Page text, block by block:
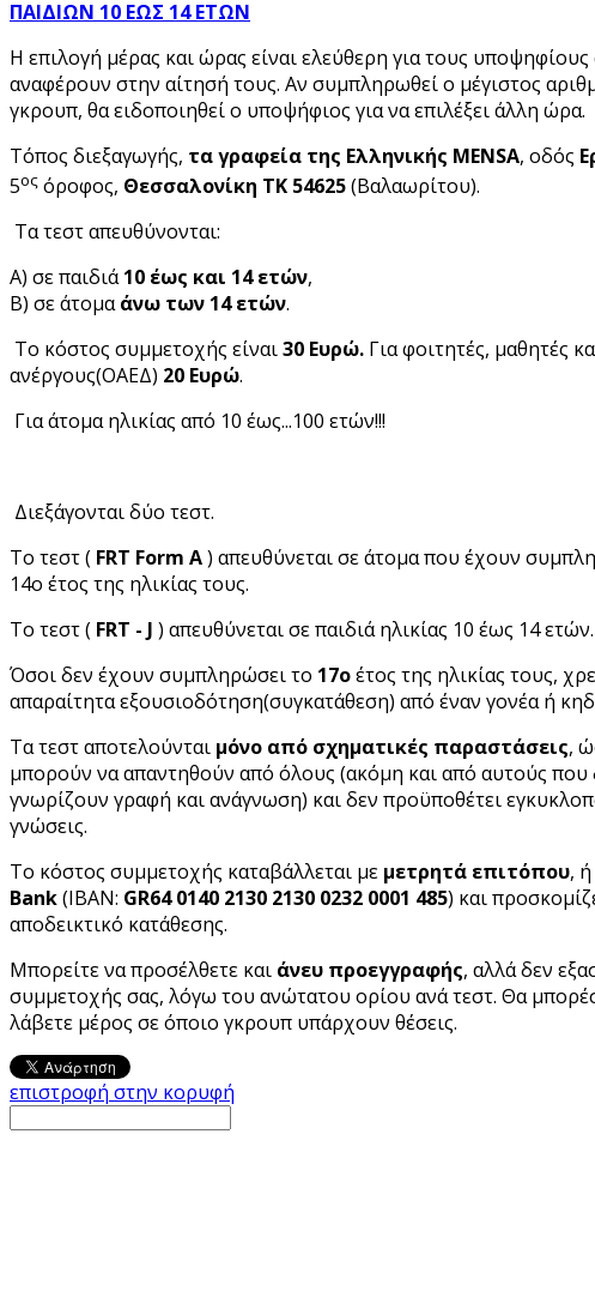
ΠΑΙΔΙΩΝ 10 ΕΩΣ 14 ΕΤΩΝ
Η επιλογή μέρας και ώρας είναι ελεύθερη για τους υποψηφίους
αναφέρουν στην αίτησή τους. Αν συμπληρωθεί ο μέγιστος
γκρουπ, θα ειδοποιηθεί ο υποψήφιος για να επιλέξει άλλη ώρα.
Τόπος διεξαγωγής, τα γραφεία της Ελληνικής MENSA, οδός
5ος όροφος, Θεσσαλονίκη ΤΚ 54625(Βαλαωρίτου).
Τα τεστ απευθύνονται:
Α) σε παιδιά10 έως και 14 ετών,
Β) σε άτομαάνω των 14 ετών.
Το κόστος συμμετοχής είναι30 Ευρώ. Για φοιτητές, μαθητές
ανέργους(ΟΑΕΔ) 20 Ευρώ.
Για άτομα ηλικίας από 10 έως...100 ετών!!!
Διεξάγονται δύο τεστ.
Το τεστ ( FRT Form A) απευθύνεται σε άτομα που έχουν
14ο έτος της ηλικίας τους.
Το τεστ ( FRT - J ) απευθύνεται σε παιδιά ηλικίας 10 έως 14 ετών.
Όσοι δεν έχουν συμπληρώσει το 17οέτος της ηλικίας τους,
απαραίτητα εξουσιοδότηση(συγκατάθεση) από έναν γονέα ή
Τα τεστ αποτελούνται μόνο από σχηματικές παραστάσεις,
μπορούν να απαντηθούν από όλους (ακόμη και από αυτούς που
γνωρίζουν γραφή και ανάγνωση) και δεν προϋποθέτει
γνώσεις.
Το κόστος συμμετοχής καταβάλλεται με μετρητά επιτόπου,
Bank(IBAN: GR64 0140 2130 2130 0232 0001 485) και
αποδεικτικό κατάθεσης.
Μπορείτε να προσέλθετε και άνευ προεγγραφής, αλλά δεν
συμμετοχής σας, λόγω του ανώτατου ορίου ανά τεστ. Θα
λάβετε μέρος σε όποιο γκρουπ υπάρχουν θέσεις.
επιστροφή στην κορυφή